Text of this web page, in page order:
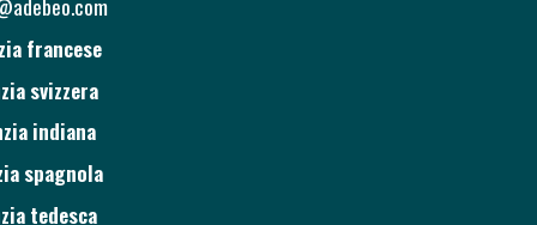
francese
svizzera
indiana
spagnola
tedesca